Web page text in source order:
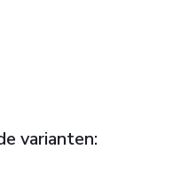
varianten: